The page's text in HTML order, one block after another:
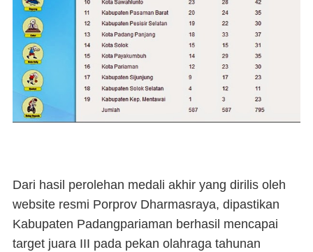
Dari hasil perolehan medali akhir yang dirilis oleh
website resmi Porprov Dharmasraya, dipastikan
Kabupaten Padangpariaman berhasil mencapai
target juara III pada pekan olahraga tahunan